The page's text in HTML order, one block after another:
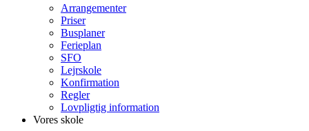
Arrangementer
Priser
Busplaner
Ferieplan
SFO
Lejrskole
Konfirmation
Regler
Lovpligtig information
Vores skole